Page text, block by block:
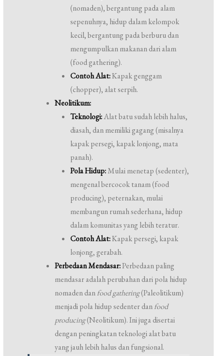
(nomaden), bergantung pada alam
sepenuhnya, hidup dalam kelompok
kecil, bergantung pada berburu dan
mengumpulkan makanan dari alam
(food gathering).
Contoh Alat:Kapak genggam
(chopper), alat serpih.
Neolitikum:
Teknologi:Alat batu sudah lebih halus,
diasah, dan memiliki gagang (misalnya
kapak persegi, kapak lonjong, mata
panah).
Pola Hidup:Mulai menetap (sedenter),
mengenal bercocok tanam (food
producing), peternakan, mulai
membangun rumah sederhana, hidup
dalam komunitas yang lebih teratur.
Contoh Alat:Kapak persegi, kapak
lonjong, gerabah.
Perbedaan Mendasar:Perbedaan paling
mendasar adalah perubahan dari pola hidup
nomaden danfood gathering(Paleolitikum)
menjadi pola hidup sedenter danfood
producing(Neolitikum). Ini juga disertai
dengan peningkatan teknologi alat batu
yang jauh lebih halus dan fungsional.